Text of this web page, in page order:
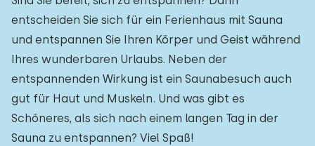
Von Vogelenzang (max. km) :
1 10 20 30
Zum Meer
1 2 5 10 20
entscheiden Sie sich für ein Ferienhaus mit Sauna
und entspannen Sie Ihren Körper und Geist während
Ihres wunderbaren Urlaubs. Neben der
entspannenden Wirkung ist ein Saunabesuch auch
gut für Haut und Muskeln. Und was gibt es
Schöneres, als sich nach einem langen Tag in der
Sauna zu entspannen? Viel Spaß!